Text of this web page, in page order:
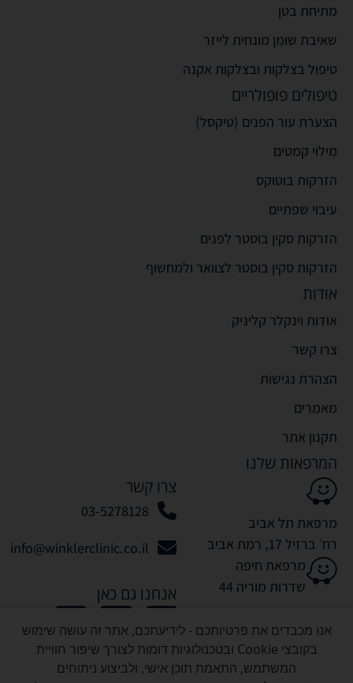
מתיחת בטן
שאיבת שומן מונחית לייזר
טיפול בצלקות ובצלקות אקנה
טיפולים פופולריים
הצערת עור הפנים (טיקסל)
מילוי קמטים
הזרקות בוטוקס
עיבוי שפתיים
הזרקות סקין בוסטר לפנים
הזרקות סקין בוסטר לצוואר ולמחשוף
אודות
אודות וינקלר קליניק
צרו קשר
הצהרת נגישות
מאמרים
תקנון אתר
המרפאות שלנו
מרפאת תל אביב
רח׳ ברזיל 17, רמת אביב
מרפאת חיפה
שדרות מוריה 44
צרו קשר
03-5278128
info@winklerclinic.co.il
אנחנו גם כאן
אנו מכבדים את פרטיותכם - לידיעתכם, אתר זה עושה שימוש
בקובצי Cookie ובטכנולוגיות דומות לצורך שיפור חוויית
המשתמש, התאמת תוכן אישי, ולביצוע ניתוחים